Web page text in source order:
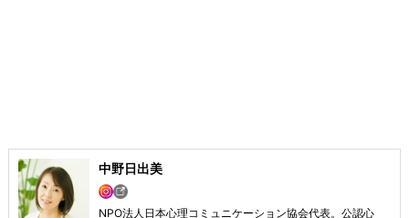
中野日出美
NPО法人日本心理コミュニケーション協会代表。公認心